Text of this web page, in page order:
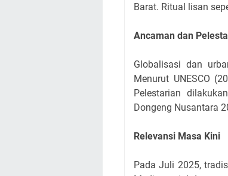
Barat. Ritual lisan
Ancaman dan
Globalisasi dan
Menurut UNESCO
Pelestarian
Dongeng Nusantara
Relevansi Masa Kini
Pada Juli 2025,